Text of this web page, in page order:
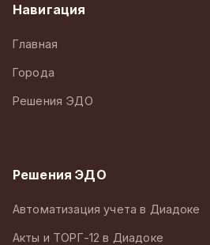
Навигация
Главная
Города
Решения ЭДО
Решения ЭДО
Автоматизация учета в Диадоке
Акты и ТОРГ-12 в Диадоке